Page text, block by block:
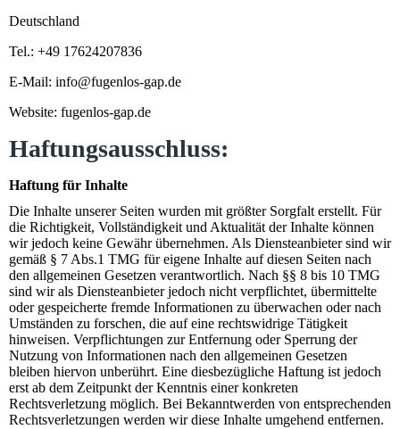
Deutschland
Tel.: +49 17624207836
E-Mail: info@fugenlos-gap.de
Website: fugenlos-gap.de
Haftungsausschluss:
Haftung für Inhalte
Die Inhalte unserer Seiten wurden mit größter Sorgfalt erstellt. Für
die Richtigkeit, Vollständigkeit und Aktualität der Inhalte können
wir jedoch keine Gewähr übernehmen. Als Diensteanbieter sind wir
gemäß § 7 Abs.1 TMG für eigene Inhalte auf diesen Seiten nach
den allgemeinen Gesetzen verantwortlich. Nach §§ 8 bis 10 TMG
sind wir als Diensteanbieter jedoch nicht verpflichtet, übermittelte
oder gespeicherte fremde Informationen zu überwachen oder nach
Umständen zu forschen, die auf eine rechtswidrige Tätigkeit
hinweisen. Verpflichtungen zur Entfernung oder Sperrung der
Nutzung von Informationen nach den allgemeinen Gesetzen
bleiben hiervon unberührt. Eine diesbezügliche Haftung ist jedoch
erst ab dem Zeitpunkt der Kenntnis einer konkreten
Rechtsverletzung möglich. Bei Bekanntwerden von entsprechenden
Rechtsverletzungen werden wir diese Inhalte umgehend entfernen.